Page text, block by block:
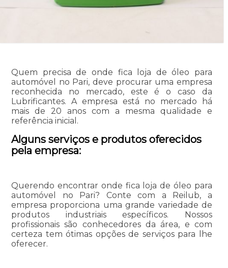
Quem precisa de onde fica loja de óleo para
automóvel no Pari, deve procurar uma empresa
reconhecida no mercado, este é o caso da
Lubrificantes. A empresa está no mercado há
mais de 20 anos com a mesma qualidade e
referência inicial.
Alguns serviços e produtos oferecidos
pela empresa:
Querendo encontrar onde fica loja de óleo para
automóvel no Pari? Conte com a Reilub, a
empresa proporciona uma grande variedade de
produtos industriais específicos. Nossos
profissionais são conhecedores da área, e com
certeza tem ótimas opções de serviços para lhe
oferecer.